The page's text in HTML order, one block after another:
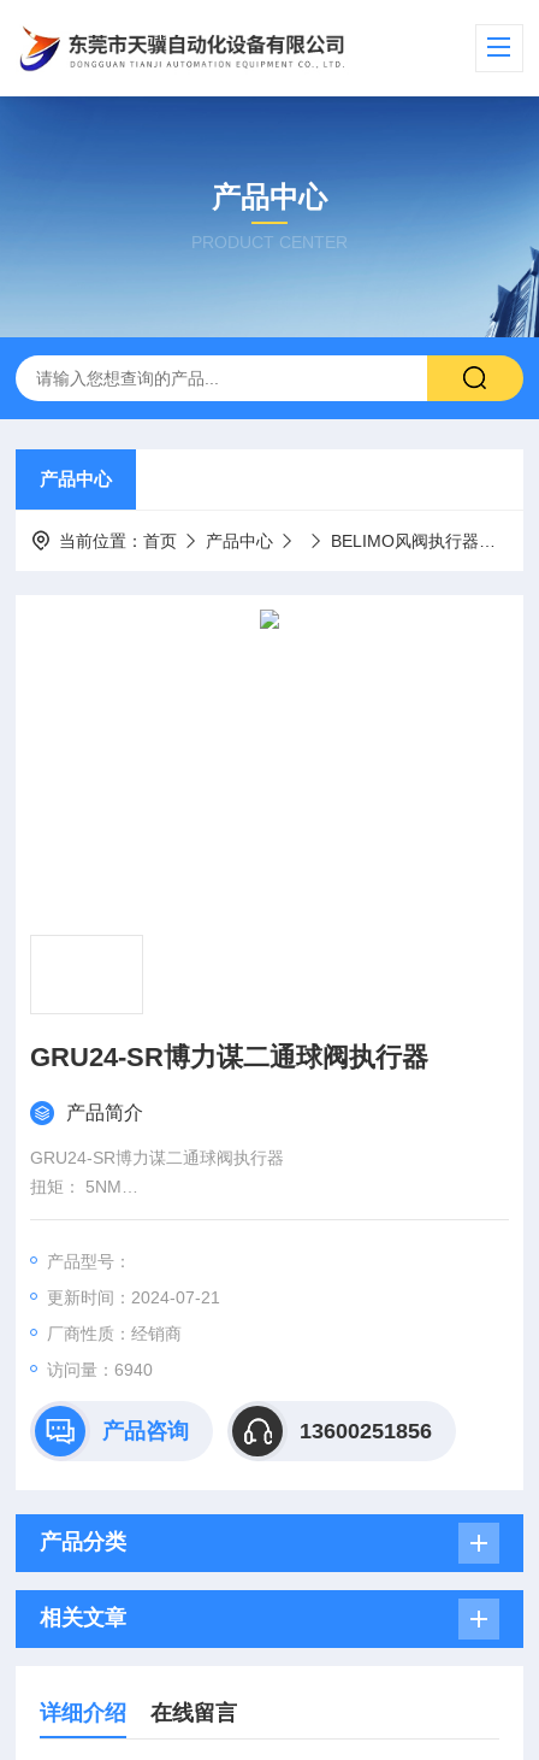
产品中心
PRODUCT CENTER
产品中心
当前位置：首页 产品中心 BELIMO风阀执行器
GRU24-SR博力谋二通球阀执行器
产品简介
GRU24-SR博力谋二通球阀执行器
扭矩： 5NM
额定电压： AC/DC24V
功 耗：1W@运行/0.2W@保持
产品型号：
更新时间：2024-07-21
厂商性质：经销商
访问量：6940
产品咨询 13600251856
产品分类
相关文章
详细介绍 在线留言